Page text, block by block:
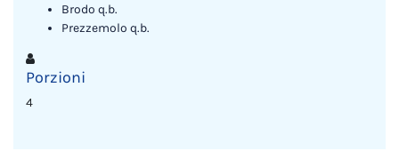
Brodo q.b.
Prezzemolo q.b.
Porzioni
4